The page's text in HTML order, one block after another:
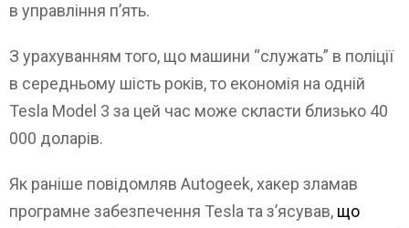
в управління п’ять.
З урахуванням того, що машини “служать” в поліції
в середньому шість років, то економія на одній
Tesla Model 3 за цей час може скласти близько 40
000 доларів.
Як раніше повідомляв Autogeek, хакер зламав
програмне забезпечення Tesla та з’ясував, що